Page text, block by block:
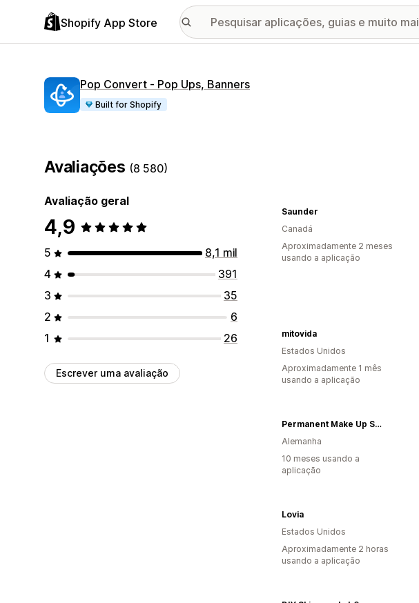
Shopify App Store
Pop Convert ‑ Pop Ups, Banners
Built for Shopify
Avaliações (8 580)
Avaliação geral
4,9
5
8,1 mil
4
391
3
35
2
6
1
26
Escrever uma avaliação
Saunder
Canadá
Aproximadamente 2 meses
usando a aplicação
mitovida
Estados Unidos
Aproximadamente 1 mês
usando a aplicação
Permanent Make Up Schulungen
Alemanha
10 meses usando a
aplicação
Lovia
Estados Unidos
Aproximadamente 2 horas
usando a aplicação